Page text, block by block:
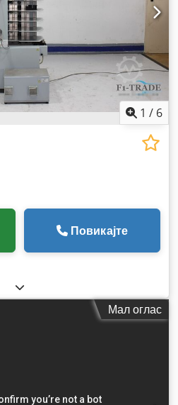
1 / 6
Повикајте
Мал оглас